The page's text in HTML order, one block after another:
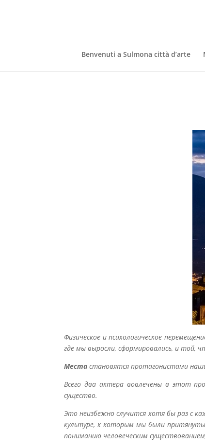
Benvenuti a Sulmona città d’arte
Физическое и психологическое
где мы выросли, сформировались, и той,
Места становятся протагонистами
Всего два актера вовлечены в этот
существо.
Это неизбежно случится хотя бы раз с
культуре, к которым мы были
пониманию человеческим